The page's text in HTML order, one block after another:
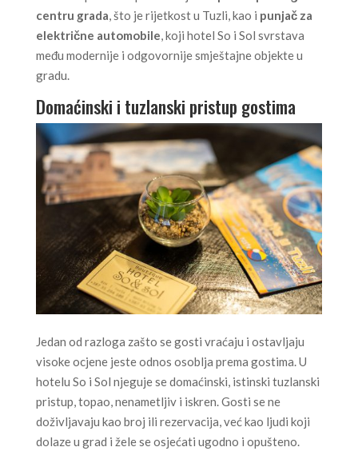
centru grada, što je rijetkost u Tuzli, kao i punjač za
električne automobile, koji hotel So i Sol svrstava
među modernije i odgovornije smještajne objekte u
gradu.
Domaćinski i tuzlanski pristup gostima
Jedan od razloga zašto se gosti vraćaju i ostavljaju
visoke ocjene jeste odnos osoblja prema gostima. U
hotelu So i Sol njeguje se domaćinski, istinski tuzlanski
pristup, topao, nenametljiv i iskren. Gosti se ne
doživljavaju kao broj ili rezervacija, već kao ljudi koji
dolaze u grad i žele se osjećati ugodno i opušteno.